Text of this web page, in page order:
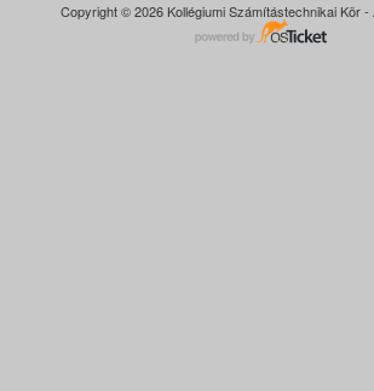
Copyright © 2026 Kollégiumi Számítástechnikai Kör -